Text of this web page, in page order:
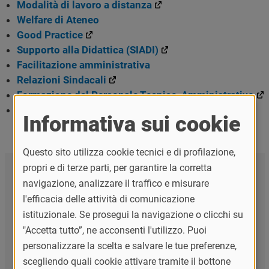
Modalità di lavoro a distanza
Welfare di Ateneo
Good Practice
Supporto alla Didattica (SIADI)
Facilitazione amministrativa
Relazioni Sindacali
Formazione del Personale Tecnico-Amministrativo
Naviga la sezione
Servizio Bilancio e Fiscale
Servizio Carriere e Concorsi del Personale
di Ateneo e Rapporti con il Servizio
Sanitario Nazionale
Informativa sui cookie
Questo sito utilizza cookie tecnici e di profilazione,
propri e di terze parti, per garantire la corretta
navigazione, analizzare il traffico e misurare
l'efficacia delle attività di comunicazione
istituzionale. Se prosegui la navigazione o clicchi su
"Accetta tutto”, ne acconsenti l'utilizzo. Puoi
personalizzare la scelta e salvare le tue preferenze,
scegliendo quali cookie attivare tramite il bottone